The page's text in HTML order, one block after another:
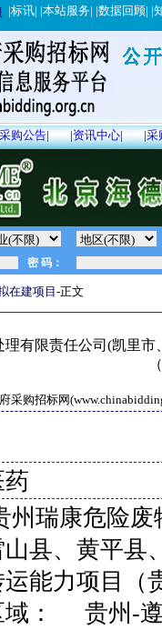
|标讯| |本站服务| |数据回顾| |
采购公告| |资讯中心| |采
在建项目 -正文
有限责任公司(凯里
采购招标网
药
州瑞康危险
县、黄平县
能力项目（
域： 贵州-